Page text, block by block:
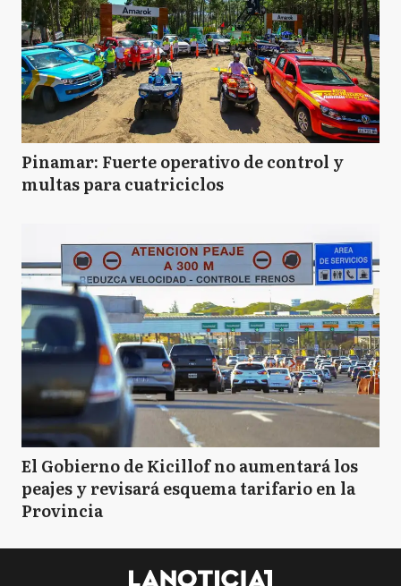
Pinamar: Fuerte operativo de control y
multas para cuatriciclos
El Gobierno de Kicillof no aumentará los
peajes y revisará esquema tarifario en la
Provincia